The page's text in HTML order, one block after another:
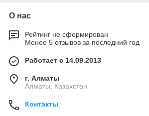
О нас
Рейтинг не сформирован
Менее 5 отзывов за последний год
Работает с 14.09.2013
г. Алматы
Алматы, Казахстан
Контакты